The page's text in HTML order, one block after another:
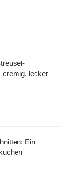
cremig, lecker
Ein